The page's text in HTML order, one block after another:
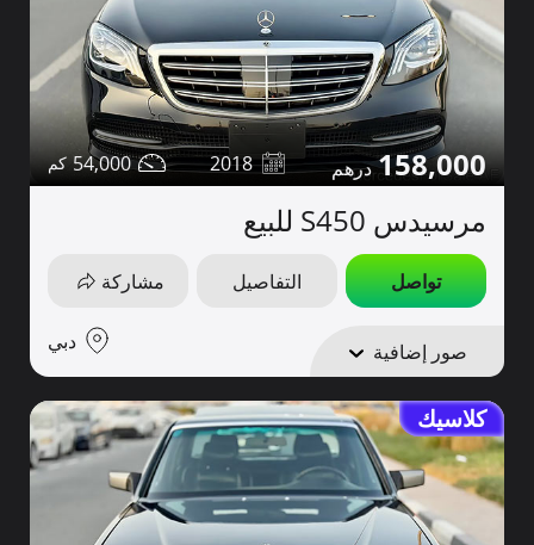
158,000
2018
54,000
مرسيدس S450 للبيع
تواصل التفاصيل مشاركة
صور إضافية دبي
كلاسيك